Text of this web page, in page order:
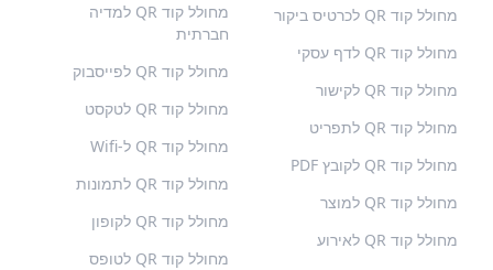
מחולל קוד QR לכרטיס ביקור
מחולל קוד QR לדף עסקי
מחולל קוד QR לקישור
מחולל קוד QR לתפריט
מחולל קוד QR לקובץ PDF
מחולל קוד QR למוצר
מחולל קוד QR לאירוע
מחולל קוד QR למדיה
חברתית
מחולל קוד QR לפייסבוק
מחולל קוד QR לטקסט
מחולל קוד QR ל-Wifi
מחולל קוד QR לתמונות
מחולל קוד QR לקופון
מחולל קוד QR לטופס